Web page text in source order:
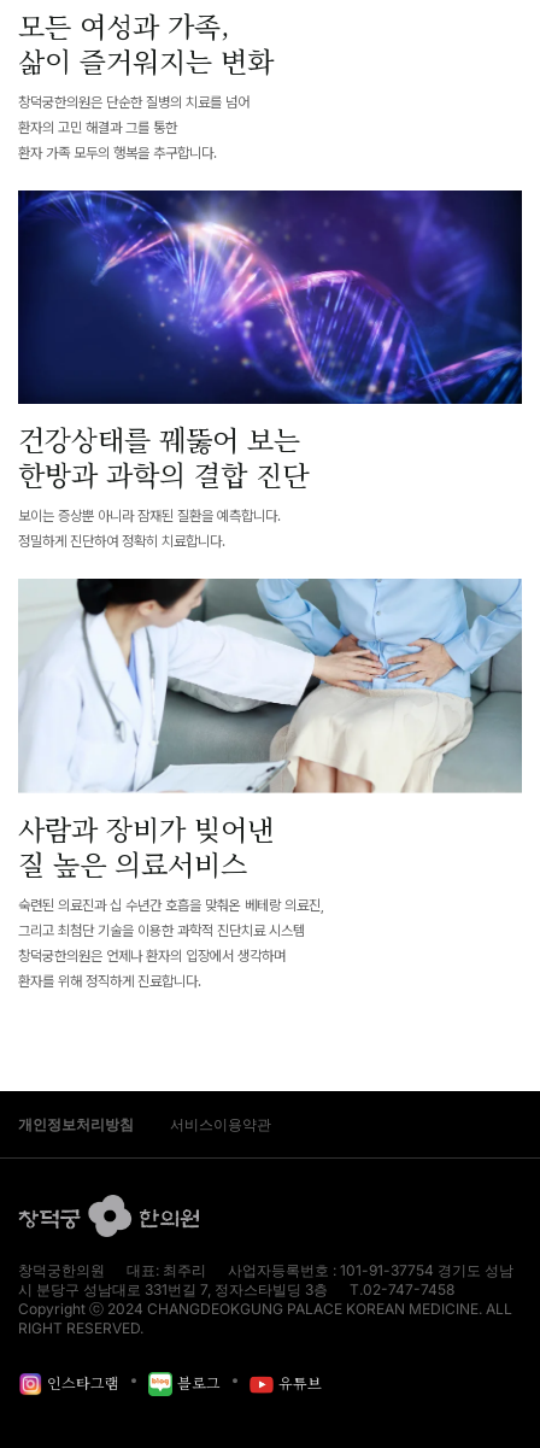
모든 여성과 가족,
삶이 즐거워지는 변화
창덕궁한의원은 단순한 질병의 치료를 넘어
환자의 고민 해결과 그를 통한
환자 가족 모두의 행복을 추구합니다.
건강상태를 꿰뚫어 보는
한방과 과학의 결합 진단
보이는 증상뿐 아니라 잠재된 질환을 예측합니다.
정밀하게 진단하여 정확히 치료합니다.
사람과 장비가 빚어낸
질 높은 의료서비스
숙련된 의료진과 십 수년간 호흡을 맞춰온 베테랑 의료진,
그리고 최첨단 기술을 이용한 과학적 진단치료 시스템
창덕궁한의원은 언제나 환자의 입장에서 생각하며
환자를 위해 정직하게 진료합니다.
개인정보처리방침 서비스이용약관
창덕궁한의원 대표: 최주리 사업자등록번호 : 101-91-37754 경기도 성남
시 분당구 성남대로 331번길 7, 정자스타빌딩 3층 T.02-747-7458
Copyright ⓒ 2024 CHANGDEOKGUNG PALACE KOREAN MEDICINE. ALL
RIGHT RESERVED.
인스타그램 블로그 유튜브